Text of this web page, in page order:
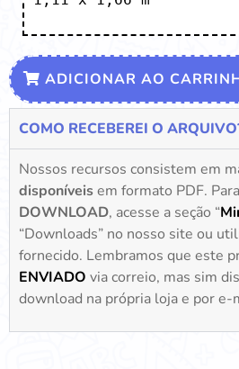
ADICIONAR AO
COMO RECEBEREI O
Nossos recursos consistem em
disponíveisem formato PDF.
DOWNLOAD, acesse a seção “
“Downloads” no nosso site ou
fornecido. Lembramos que este
ENVIADO via correio, mas sim
download na própria loja e por e-